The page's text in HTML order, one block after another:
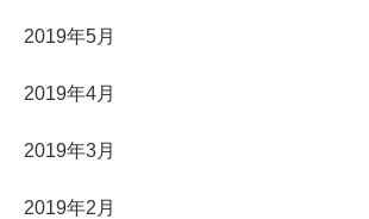
2019年5月
2019年4月
2019年3月
2019年2月